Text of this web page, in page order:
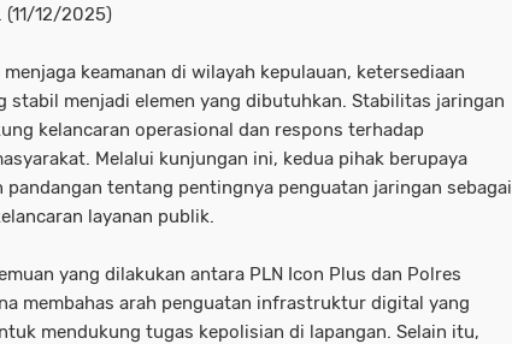
12/2025)
menjaga keamanan di wilayah kepulauan, ketersediaan
stabil menjadi elemen yang dibutuhkan. Stabilitas jaringan
kelancaran operasional dan respons terhadap
Melalui kunjungan ini, kedua pihak berupaya
pandangan tentang pentingnya penguatan jaringan sebagai
layanan publik.
yang dilakukan antara PLN Icon Plus dan Polres
membahas arah penguatan infrastruktur digital yang
mendukung tugas kepolisian di lapangan. Selain itu,